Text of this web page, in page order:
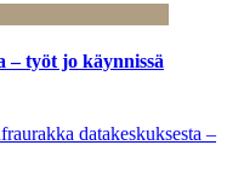
– työt jo käynnissä
datakeskuksesta –